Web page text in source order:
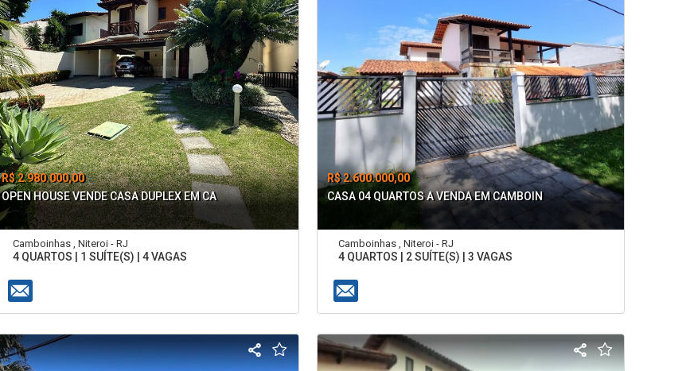
R$ 2.980.000,00
OPEN HOUSE VENDE CASA DUPLEX EM CA
Camboinhas , Niteroi - RJ
4 QUARTOS | 1 SUÍTE(S) | 4 VAGAS
R$ 2.600.000,00
CASA 04 QUARTOS A VENDA EM CAMBOIN
Camboinhas , Niteroi - RJ
4 QUARTOS | 2 SUÍTE(S) | 3 VAGAS